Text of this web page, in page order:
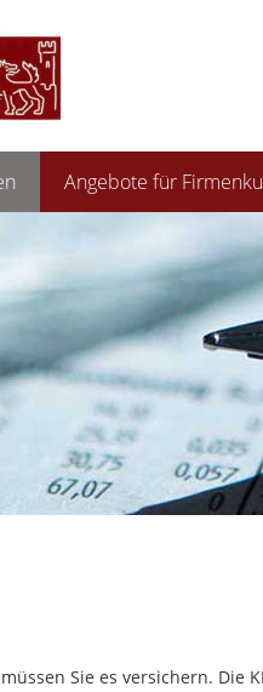
Angebote für
Sie es versichern.